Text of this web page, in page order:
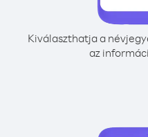
Kiválaszthatja a
az